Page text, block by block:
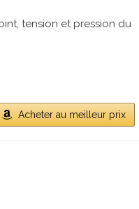
tension et pression du
Acheter au meilleur prix